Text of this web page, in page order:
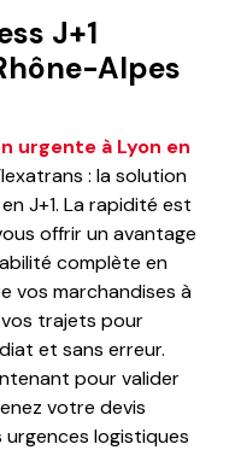
J+1
Alpes
urgente à Lyon en
: la solution
J+1. La rapidité est
offrir un avantage
complète en
vos marchandises à
trajets pour
et sans erreur.
pour valider
votre devis
logistiques